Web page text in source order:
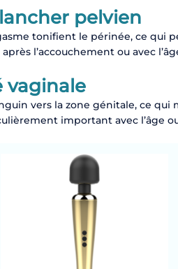
pelvien
tonifient le périnée, ce qui
l’accouchement ou avec
vaginale
vers la zone génitale, ce qui
important avec l’âge